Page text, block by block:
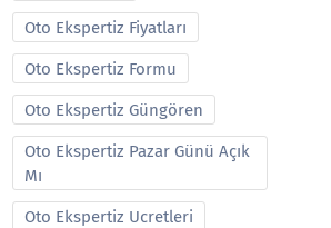
Oto Ekspertiz Fiyatları
Oto Ekspertiz Formu
Oto Ekspertiz Güngören
Oto Ekspertiz Pazar Günü Açık
Mı
Oto Ekspertiz Ucretleri